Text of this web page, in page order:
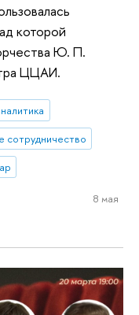
которой
Ю. П.
ЦЦАИ.
сотрудничество
8 мая